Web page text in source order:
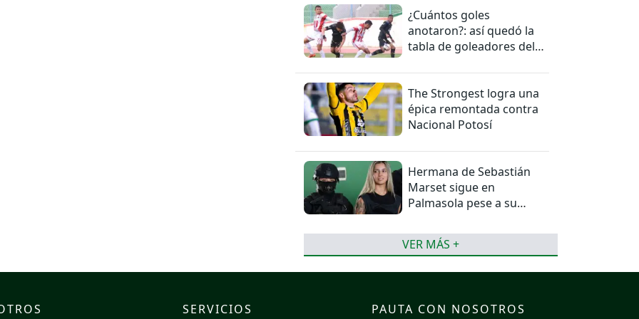
¿Cuántos goles
anotaron?: así quedó la
tabla de goleadores del
The Strongest logra una
épica remontada contra
Nacional Potosí
Hermana de Sebastián
Marset sigue en
Palmasola pese a su
VER MÁS +
SERVICIOS PAUTA CON NOSOTROS